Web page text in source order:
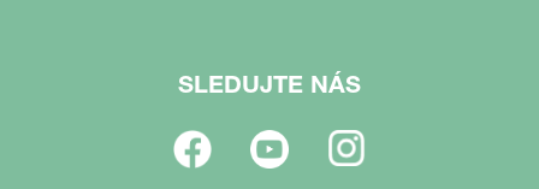
SLEDUJTE NÁS